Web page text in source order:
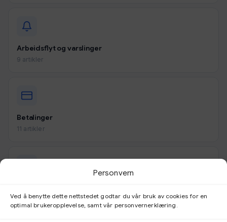
Personvern
Ved å benytte dette nettstedet godtar du vår bruk av cookies for en
optimal brukeropplevelse, samt vår personvernerklæring.
Arbeidsflyt og varslinger
9 artikler
Betalinger
11 artikler
9 artikler